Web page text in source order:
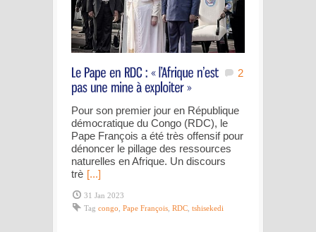
2
Pour son premier jour en République
démocratique du Congo (RDC), le
Pape François a été très offensif pour
dénoncer le pillage des ressources
naturelles en Afrique. Un discours
trè [...]
31 Jan 2023
Tag congo Pape François RDC tshisekedi